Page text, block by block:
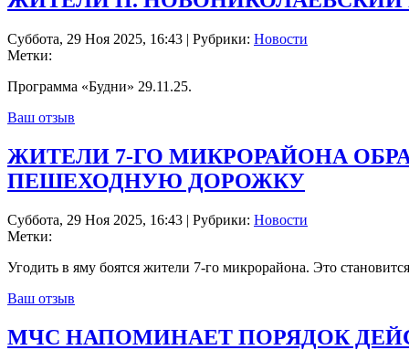
Суббота, 29 Ноя 2025, 16:43 | Рубрики: Новости
Метки:
Программа «Будни» 29.11.25.
Ваш отзыв
ЖИТЕЛИ 7-ГО МИКРОРАЙОНА
ПЕШЕХОДНУЮ ДОРОЖКУ
Суббота, 29 Ноя 2025, 16:43 | Рубрики: Новости
Метки:
Угодить в яму боятся жители 7-го микрорайона. Это
Ваш отзыв
МЧС НАПОМИНАЕТ ПОРЯДОК